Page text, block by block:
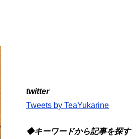
twitter
Tweets by TeaYukarine
◆キーワードから記事を探す